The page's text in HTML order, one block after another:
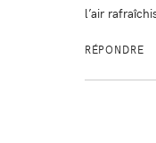
l’air
RÉPONDRE